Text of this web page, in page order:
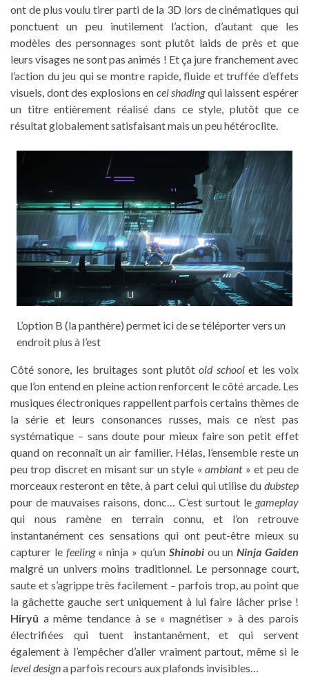
ont de plus voulu tirer parti de la 3D lors de cinématiques qui
ponctuent un peu inutilement l’action, d’autant que les
modèles des personnages sont plutôt laids de près et que
leurs visages ne sont pas animés ! Et ça jure franchement avec
l’action du jeu qui se montre rapide, fluide et truffée d’effets
visuels, dont des explosions en cel shadingqui laissent espérer
un titre entièrement réalisé dans ce style, plutôt que ce
résultat globalement satisfaisant mais un peu hétéroclite.
L’option B (la panthère) permet ici de se téléporter vers un
endroit plus à l’est
Côté sonore, les bruitages sont plutôtold schoolet les voix
que l’on entend en pleine action renforcent le côté arcade. Les
musiques électroniques rappellent parfois certains thèmes de
la série et leurs consonances russes, mais ce n’est pas
systématique – sans doute pour mieux faire son petit effet
quand on reconnaît un air familier. Hélas, l’ensemble reste un
peu trop discret en misant sur un style «ambiant» et peu de
morceaux resteront en tête, à part celui qui utilise du dubstep
pour de mauvaises raisons, donc… C’est surtout le gameplay
qui nous ramène en terrain connu, et l’on retrouve
instantanément ces sensations qui ont peut-être mieux su
capturer le feeling« ninja » qu’un Shinobiou un Ninja Gaiden
malgré un univers moins traditionnel. Le personnage court,
saute et s’agrippe très facilement – parfois trop, au point que
la gâchette gauche sert uniquement à lui faire lâcher prise !
Hiryû a même tendance à se « magnétiser » à des parois
électrifiées qui tuent instantanément, et qui servent
également à l’empêcher d’aller vraiment partout, même si le
level designa parfois recours aux plafonds invisibles…